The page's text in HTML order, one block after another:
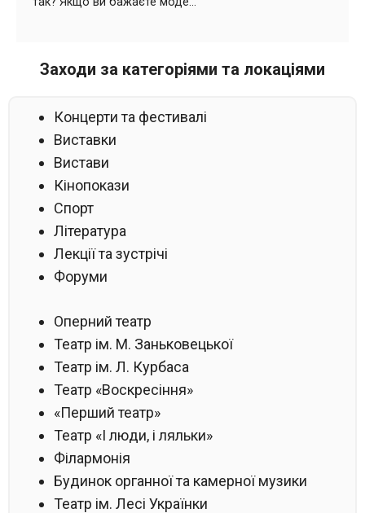
Заходи за категоріями та локаціями
Концерти та фестивалі
Виставки
Вистави
Кінопокази
Спорт
Література
Лекції та зустрічі
Форуми
Оперний театр
Театр ім. М. Заньковецької
Театр ім. Л. Курбаса
Театр «Воскресіння»
«Перший театр»
Театр «І люди, і ляльки»
Філармонія
Будинок органної та камерної музики
Театр ім. Лесі Українки